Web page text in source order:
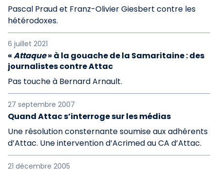
Pascal Praud et Franz-Olivier Giesbert contre les
hétérodoxes.
6 juillet 2021
«Attaque» à la gouache de la Samaritaine : des
journalistes contre Attac
Pas touche à Bernard Arnault.
27 septembre 2007
Quand Attac s’interroge sur les médias
Une résolution consternante soumise aux adhérents
d’Attac. Une intervention d’Acrimed au CA d’Attac.
21 décembre 2005